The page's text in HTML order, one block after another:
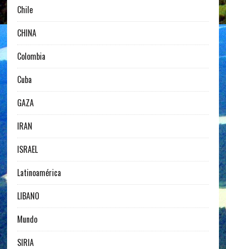
Chile
CHINA
Colombia
Cuba
GAZA
IRAN
ISRAEL
Latinoamérica
LIBANO
Mundo
SIRIA